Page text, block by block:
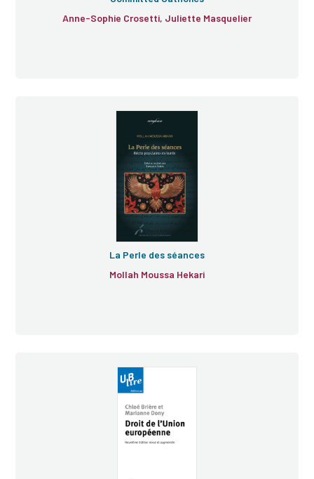
Anne-Sophie Crosetti, Juliette Masquelier
La Perle des séances
Mollah Moussa Hekari